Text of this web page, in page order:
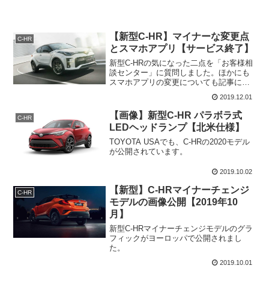
C-HR
【新型C-HR】マイナーな変更点
とスマホアプリ【サービス終了】
新型C-HRの気になった二点を「お客様相
談センター」に質問しました。ほかにも
スマホアプリの変更についても記事にし
2019.12.01
C-HR
【画像】新型C-HR パラボラ式
LEDヘッドランプ【北米仕様】
TOYOTA USAでも、C-HRの2020モデル
が公開されています。
2019.10.02
C-HR
【新型】C-HRマイナーチェンジ
モデルの画像公開【2019年10
月】
新型C-HRマイナーチェンジモデルのグラ
フィックがヨーロッパで公開されまし
た。
2019.10.01